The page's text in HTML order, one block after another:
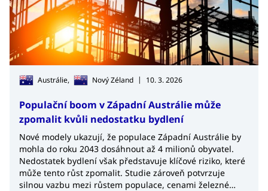
Austrálie, Nový Zéland | 10. 3. 2026
Populační boom v Západní Austrálie může
zpomalit kvůli nedostatku bydlení
Nové modely ukazují, že populace Západní Austrálie by
mohla do roku 2043 dosáhnout až 4 milionů obyvatel.
Nedostatek bydlení však představuje klíčové riziko, které
může tento růst zpomalit. Studie zároveň potvrzuje
silnou vazbu mezi růstem populace, cenami železné